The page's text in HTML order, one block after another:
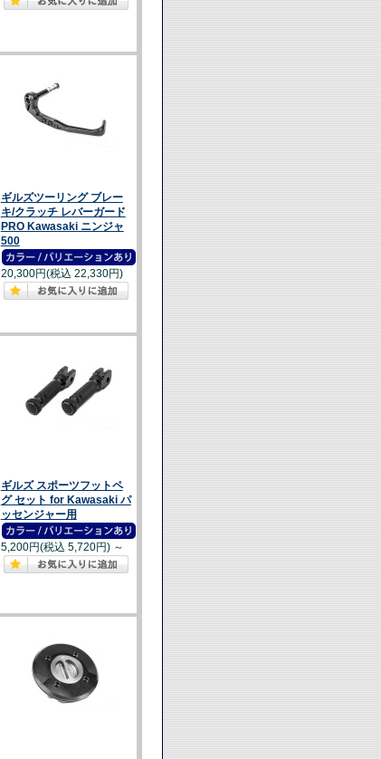
ギルズツーリング ブレー
キ/クラッチ レバーガード
PRO Kawasaki ニンジャ
500
20,300円(税込 22,330円)
ギルズ スポーツフットペ
グ セット for Kawasaki パ
ッセンジャー用
5,200円(税込 5,720円) ～